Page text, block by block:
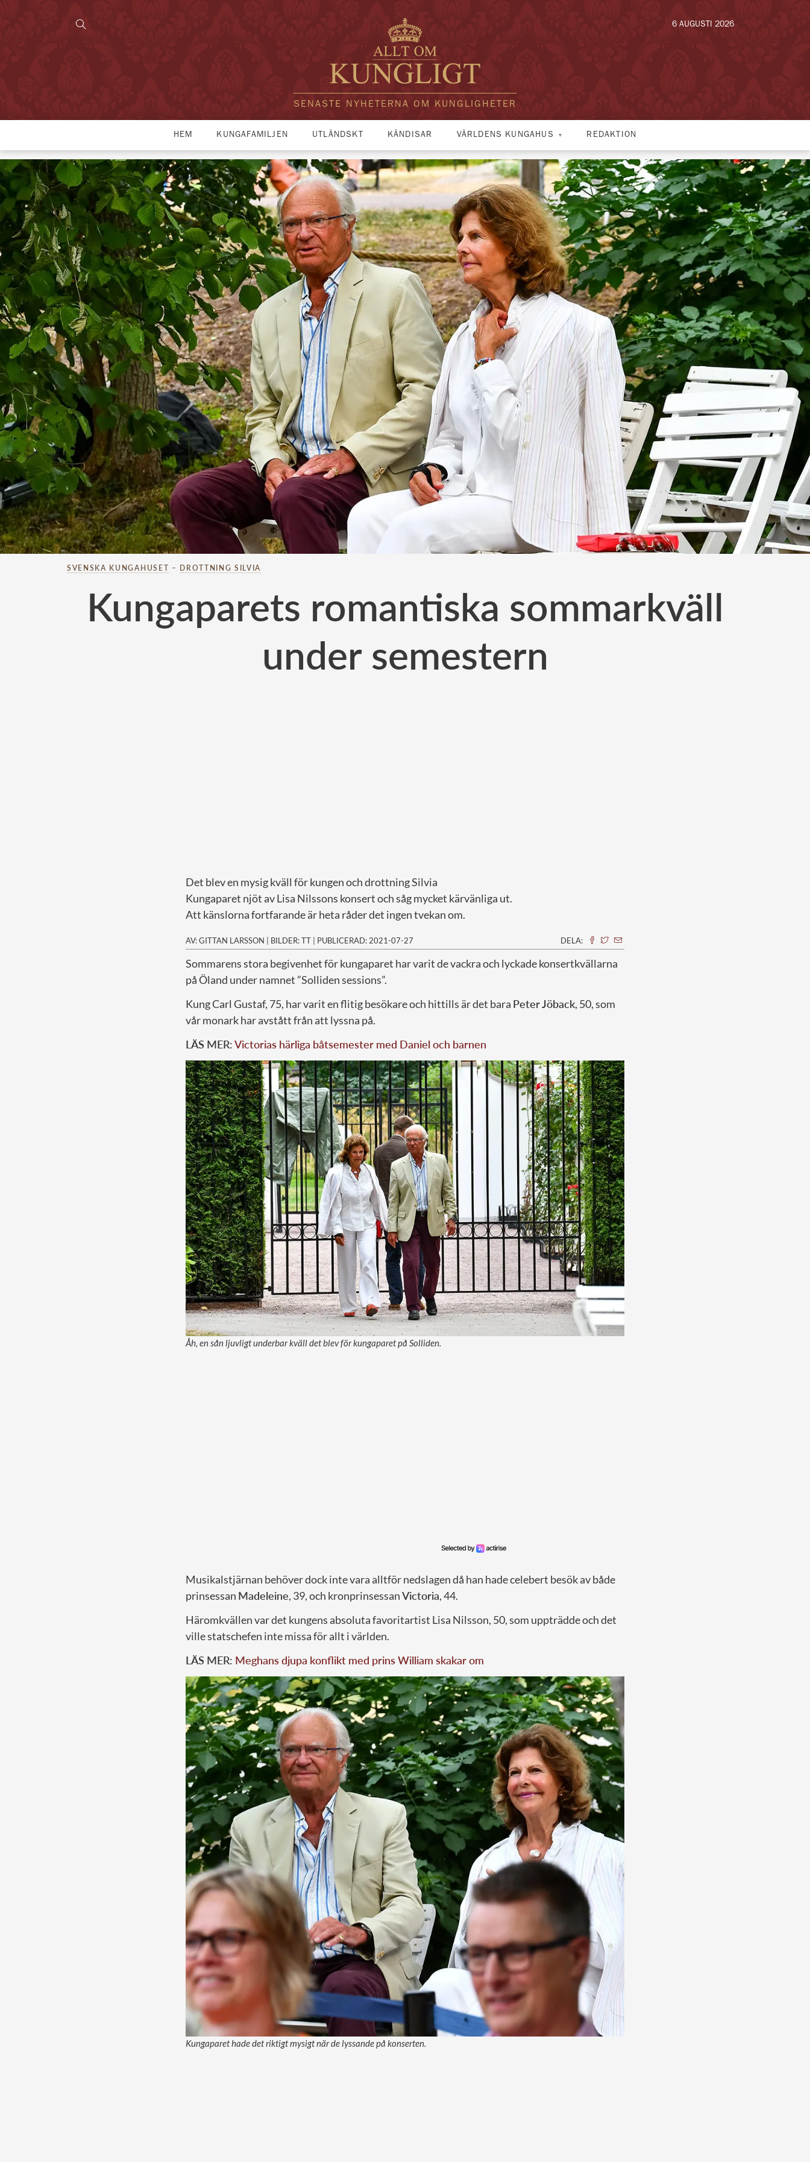
SENASTE NYHETERNA OM KUNGLIGHETER
6 AUGUSTI 2026
HEM KUNGAFAMILJEN UTLÄNDSKT KÄNDISAR VÄRLDENS KUNGAHUS REDAKTION
SVENSKA KUNGAHUSET – DROTTNING SILVIA
Kungaparets romantiska sommarkväll
under semestern
Det blev en mysig kväll för kungen och drottning Silvia
Kungaparet njöt av Lisa Nilssons konsert och såg mycket kärvänliga ut.
Att känslorna fortfarande är heta råder det ingen tvekan om.
AV: GITTAN LARSSON | BILDER: TT | PUBLICERAD: 2021-07-27 DELA:
Sommarens stora begivenhet för kungaparet har varit de vackra och lyckade konsertkvällarna
på Öland under namnet ”Solliden sessions”.
Kung Carl Gustaf, 75, har varit en flitig besökare och hittills är det bara Peter Jöback, 50, som
vår monark har avstått från att lyssna på.
LÄS MER:Victorias härliga båtsemester med Daniel och barnen
Åh, en sån ljuvligt underbar kväll det blev för kungaparet på Solliden.
Musikalstjärnan behöver dock inte vara alltför nedslagen då han hade celebert besök av både
prinsessan Madeleine, 39, och kronprinsessanVictoria, 44.
Häromkvällen var det kungens absoluta favoritartist Lisa Nilsson, 50, som uppträdde och det
ville statschefen inte missa för allt i världen.
LÄS MER: Meghans djupa konflikt med prins William skakar om
Kungaparet hade det riktigt mysigt när de lyssande på konserten.